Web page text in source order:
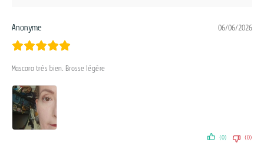
Anonyme 06/06/2026
Mascara très bien. Brosse légère
(0) (0)